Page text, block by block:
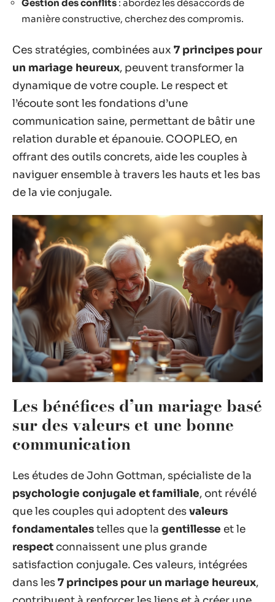
Gestion des conflits : abordez les désaccords de
manière constructive, cherchez des compromis.
Ces stratégies, combinées aux 7 principes pour
un mariage heureux, peuvent transformer la
dynamique de votre couple. Le respect et
l’écoute sont les fondations d’une
communication saine, permettant de bâtir une
relation durable et épanouie. COOPLEO, en
offrant des outils concrets, aide les couples à
naviguer ensemble à travers les hauts et les bas
de la vie conjugale.
Les bénéfices d’un mariage basé
sur des valeurs et une bonne
communication
Les études de John Gottman, spécialiste de la
psychologie conjugale et familiale, ont révélé
que les couples qui adoptent desvaleurs
fondamentalestelles que la gentillesse et le
respect connaissent une plus grande
satisfaction conjugale. Ces valeurs, intégrées
dans les7 principes pour un mariage heureux,